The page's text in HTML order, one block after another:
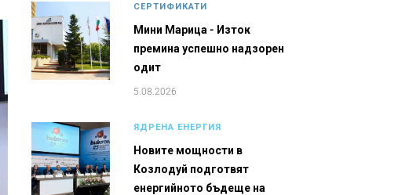
СЕРТИФИКАТИ
Мини Марица - Изток
премина успешно надзорен
одит
5.08.2026
ЯДРЕНА ЕНЕРГИЯ
Новите мощности в
Козлодуй подготвят
енергийното бъдеще на